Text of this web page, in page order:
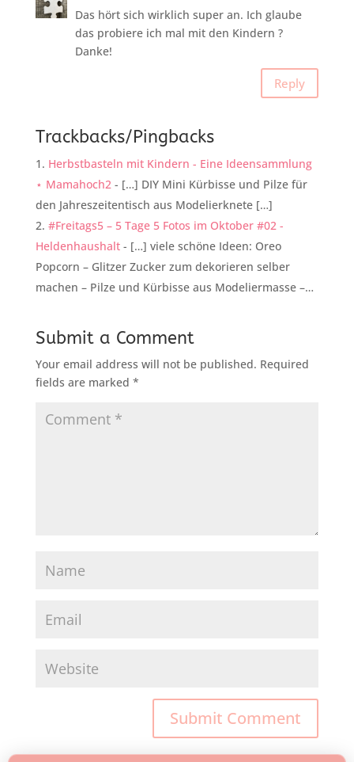
Das hört sich wirklich super an. Ich glaube
das probiere ich mal mit den Kindern ?
Danke!
Reply
Trackbacks/Pingbacks
Herbstbasteln mit Kindern - Eine Ideensammlung
⋆ Mamahoch2- […] DIY Mini Kürbisse und Pilze für
den Jahreszeitentisch aus Modelierknete […]
#Freitags5 – 5 Tage 5 Fotos im Oktober #02 -
Heldenhaushalt- […] viele schöne Ideen: Oreo
Popcorn – Glitzer Zucker zum dekorieren selber
machen – Pilze und Kürbisse aus Modeliermasse –…
Submit a Comment
Your email address will not be published. Required
fields are marked *